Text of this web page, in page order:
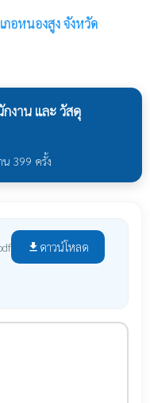
ภอหนองสูง จังหวัด
งาน และ วัสดุ
น 399 ครั้ง
file_download ดาวน์โหลด